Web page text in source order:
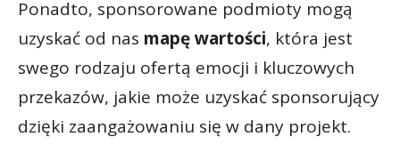
Ponadto, sponsorowane podmioty mogą
uzyskać od nas mapę wartości, która jest
swego rodzaju ofertą emocji i kluczowych
przekazów, jakie może uzyskać sponsorujący
dzięki zaangażowaniu się w dany projekt.